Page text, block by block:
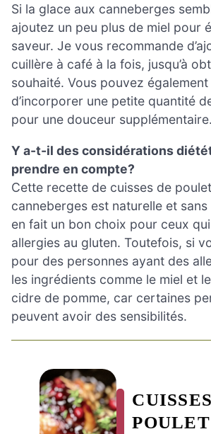
Si la glace aux canneberges
ajoutez un peu plus de miel pour
saveur. Je vous recommande
cuillère à café à la fois, jusqu’à
souhaité. Vous pouvez
d’incorporer une petite quantité
pour une douceur supplémentaire.
Y a-t-il des considérations
prendre en compte?
Cette recette de cuisses de
canneberges est naturelle et
en fait un bon choix pour ceux
allergies au gluten. Toutefois, si
pour des personnes ayant des
les ingrédients comme le miel et
cidre de pomme, car certaines
peuvent avoir des sensibilités.
POULET